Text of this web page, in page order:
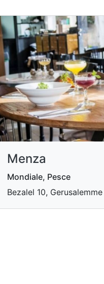
Menza
Mondiale, Pesce
Bezalel 10, Gerusalemme